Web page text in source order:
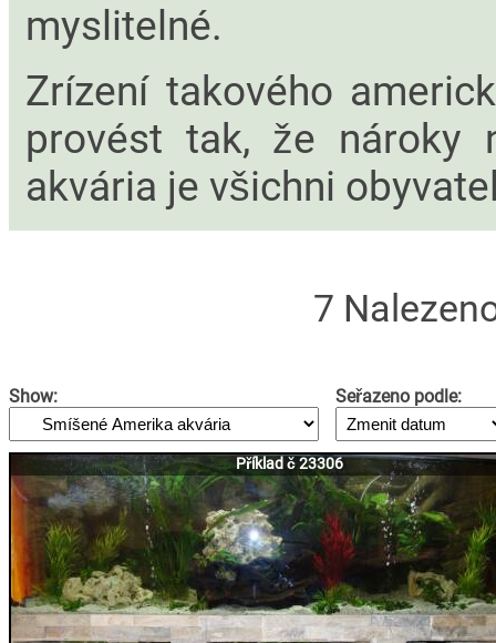
myslitelné.
Zrízení takového
provést tak, že nároky
akvária je všichni
7
Show: Seřazeno podle:
Příklad č 23306